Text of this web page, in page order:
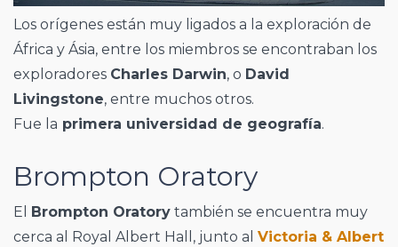
Los orígenes están muy ligados a la exploración de
África y Ásia, entre los miembros se encontraban los
exploradores Charles Darwin, o David
Livingstone, entre muchos otros.
Fue la primera universidad de geografía.
Brompton Oratory
El Brompton Oratory también se encuentra muy
cerca al Royal Albert Hall, junto al Victoria & Albert